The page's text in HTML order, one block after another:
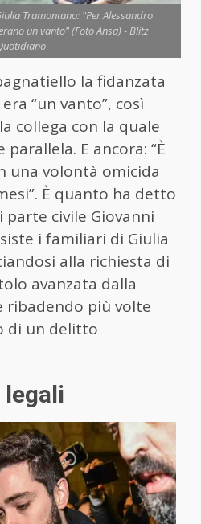
Tramontano: "Per Alessandro
un vanto" (Foto Ansa) - Blitz
la fidanzata
“un vanto”, così
collega con la quale
E ancora: “È
una volontà omicida
È quanto ha detto
parte civile Giovanni
i familiari di Giulia
alla richiesta di
avanzata dalla
ribadendo più volte
di un delitto
legali